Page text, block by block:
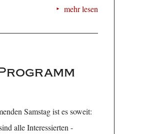
mehr lesen
Samstag ist es soweit:
alle Interessierten -